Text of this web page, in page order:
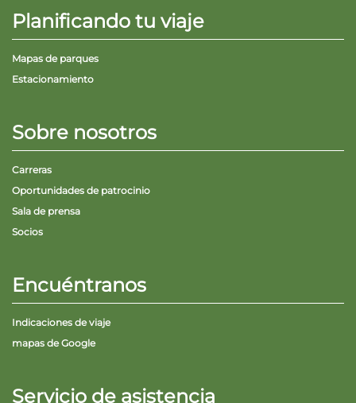
Mapas
Reglas y ordenanzas
Guía de Naturaleza
Blog
Fiesta de dinosaurios
La posada en Stone Mountain Park
Sitios de alquiler de yurtas
Group Events
Planificando tu viaje
Mapas de parques
Estacionamiento
Sobre nosotros
Carreras
Oportunidades de patrocinio
Sala de prensa
Socios
Encuéntranos
Indicaciones de viaje
mapas de Google
Servicio de asistencia